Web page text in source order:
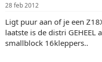
28 feb 2012
Ligt puur aan of je een
laatste is de distri GEHEEL
smallblock 16kleppers..